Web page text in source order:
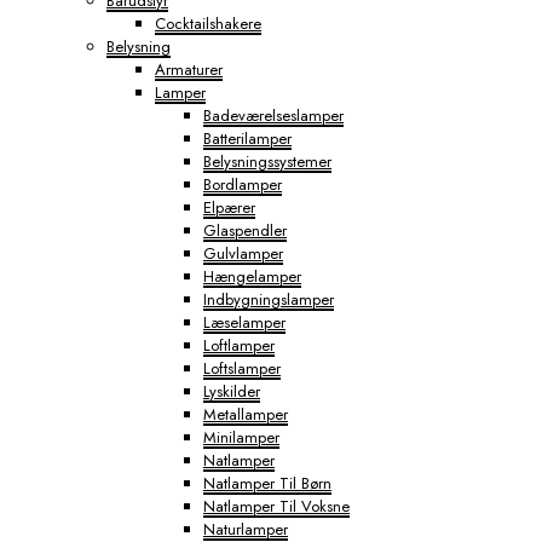
Cocktailshakere
Belysning
Armaturer
Lamper
Badeværelseslamper
Batterilamper
Belysningssystemer
Bordlamper
Elpærer
Glaspendler
Gulvlamper
Hængelamper
Indbygningslamper
Læselamper
Loftlamper
Loftslamper
Lyskilder
Metallamper
Minilamper
Natlamper
Natlamper Til Børn
Natlamper Til Voksne
Naturlamper